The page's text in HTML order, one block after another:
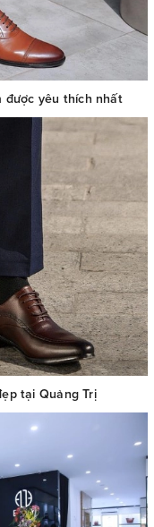
được yêu thích nhất
tại Quảng Trị